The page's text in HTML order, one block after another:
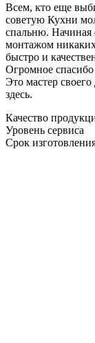
Всем, кто еще
советую Кухни
спальню. Начиная
монтажом
быстро и
Огромное
Это мастер
здесь.
Качество
Уровень сервиса
Срок